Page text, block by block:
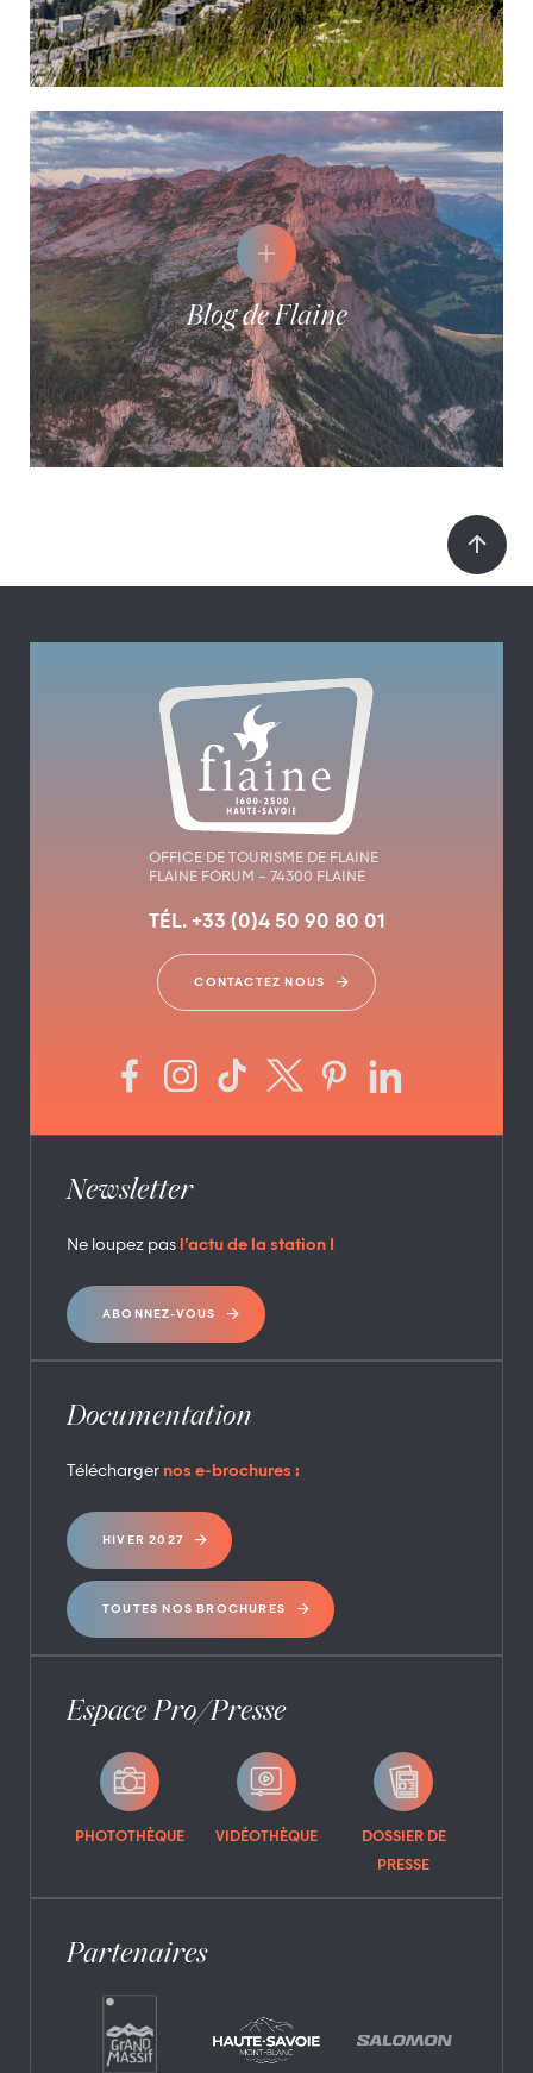
Blog de Flaine
OFFICE DE TOURISME DE FLAINE
FLAINE FORUM – 74300 FLAINE
TÉL. +33 (0)4 50 90 80 01
CONTACTEZ NOUS
Newsletter
Ne loupez pas l’actu de la station !
ABONNEZ-VOUS
Documentation
Télécharger nos e-brochures :
HIVER 2027
TOUTES NOS BROCHURES
Espace Pro/Presse
PHOTOTHÈQUE VIDÉOTHÈQUE
DOSSIER DE
PRESSE
Partenaires